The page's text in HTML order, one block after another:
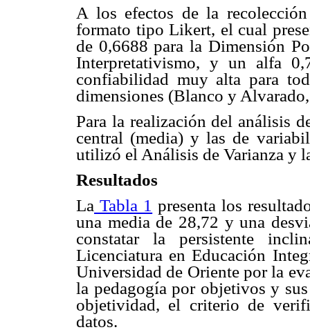
A los efectos de la
formato tipo Likert, el cual
de 0,6688 para la Dimensión
Interpretativismo, y un alfa
confiabilidad muy alta para
dimensiones (Blanco y
Para la realización del análisis
central (media) y las de
utilizó el Análisis de Varianza y
Resultados
La Tabla 1 presenta los
una media de 28,72 y una
constatar la persistente
Licenciatura en Educación
Universidad de Oriente por la
la pedagogía por objetivos y
objetividad, el criterio de
datos.